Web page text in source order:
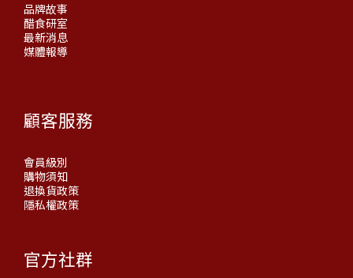
品牌故事
醋食研室
最新消息
媒體報導
顧客服務
會員級別
購物須知
退換貨政策
隱私權政策
官方社群